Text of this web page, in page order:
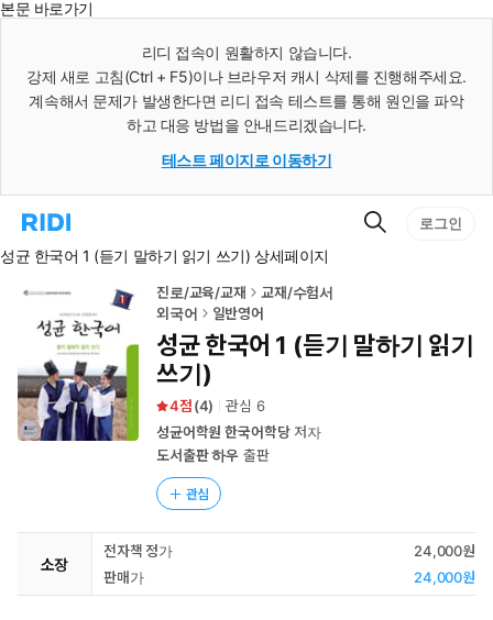
본문 바로가기
리디 접속이 원활하지 않습니다.
강제 새로 고침(Ctrl + F5)이나 브라우저 캐시 삭제를 진행해주세요.
계속해서 문제가 발생한다면 리디 접속 테스트를 통해 원인을 파악
하고 대응 방법을 안내드리겠습니다.
테스트 페이지로 이동하기
리
홈
로
검
로그인
성균 한국어 1 (듣기 말하기 읽기 쓰기) 상세페이지
진로/교육/교재
교재/수험서
외국어
일반영어
성균 한국어 1 (듣기 말하기 읽기
쓰기)
4 (4) 관심 6
성균어학원 한국어학당저자
도서출판 하우 출판
관심
소장
전자책 정가
24,000원
판매가
24,000원